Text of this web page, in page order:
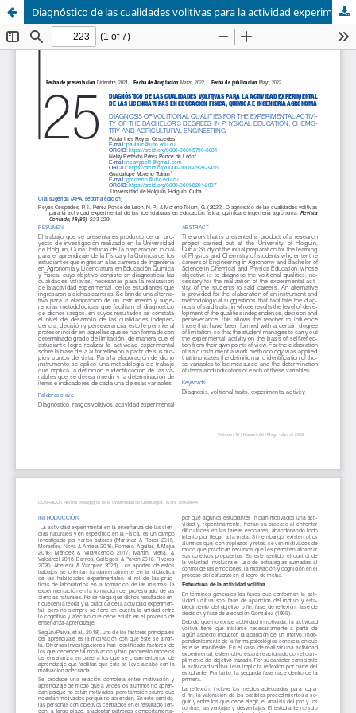
Diagnóstico de las cualidades volitivas para la actividad experimental de las licenciaturas en educación física, química e ingeniería agrónoma